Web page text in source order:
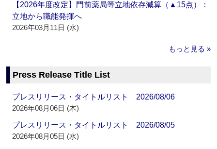
【2026年度改定】門前薬局等立地依存減算（▲15点）：
立地から職能発揮へ
2026年03月11日 (水)
もっと見る »
Press Release Title List
プレスリリース・タイトルリスト 2026/08/06
2026年08月06日 (木)
プレスリリース・タイトルリスト 2026/08/05
2026年08月05日 (水)